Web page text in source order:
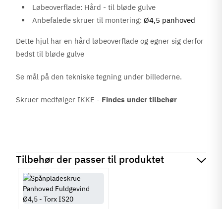
Løbeoverflade: Hård - til bløde gulve
Anbefalede skruer til montering:Ø4,5 panhoved
Dette hjul har en hård løbeoverflade og egner sig derfor
bedst til bløde gulve
Se mål på den tekniske tegning under billederne.
Skruer medfølger IKKE - Findes under tilbehør
Tilbehør der passer til produktet